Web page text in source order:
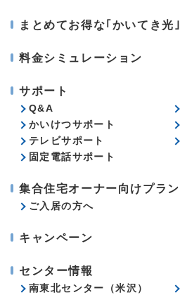
まとめてお得な｢かいてき光｣
料金シミュレーション
サポート
Q&A
かいけつサポート
テレビサポート
固定電話サポート
集合住宅オーナー向けプラン
ご入居の方へ
キャンペーン
センター情報
南東北センター（米沢）